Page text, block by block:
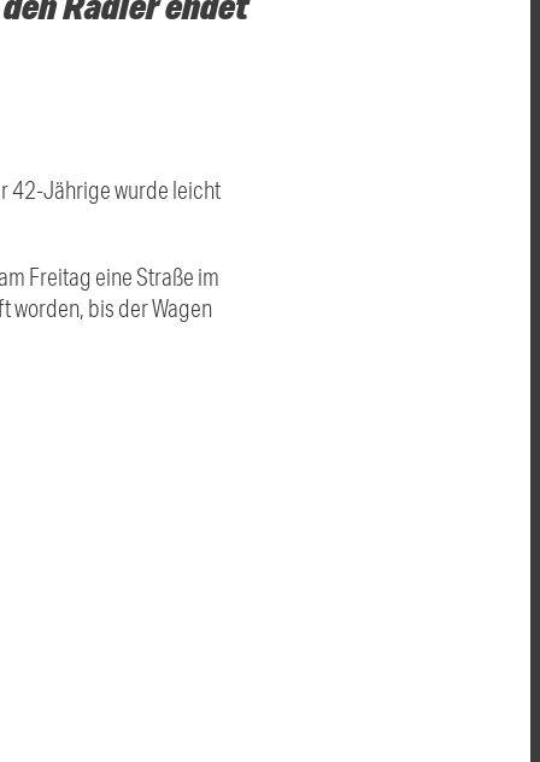
42-Jährige wurde leicht
Freitag eine Straße im
worden, bis der Wagen